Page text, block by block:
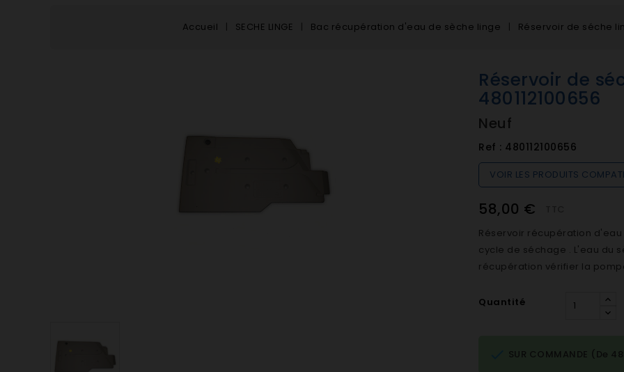
Accueil SECHE LINGE Bac récupération d'eau de sèche linge Réservoir de séche
Réservoir de
480112100656
Neuf
Ref : 480112100656
VOIR LES PRODUITS
58,00 €
Réservoir récupération
cycle de séchage . L'eau du
récupération vérifier la
Quantité
SUR COMMANDE (De